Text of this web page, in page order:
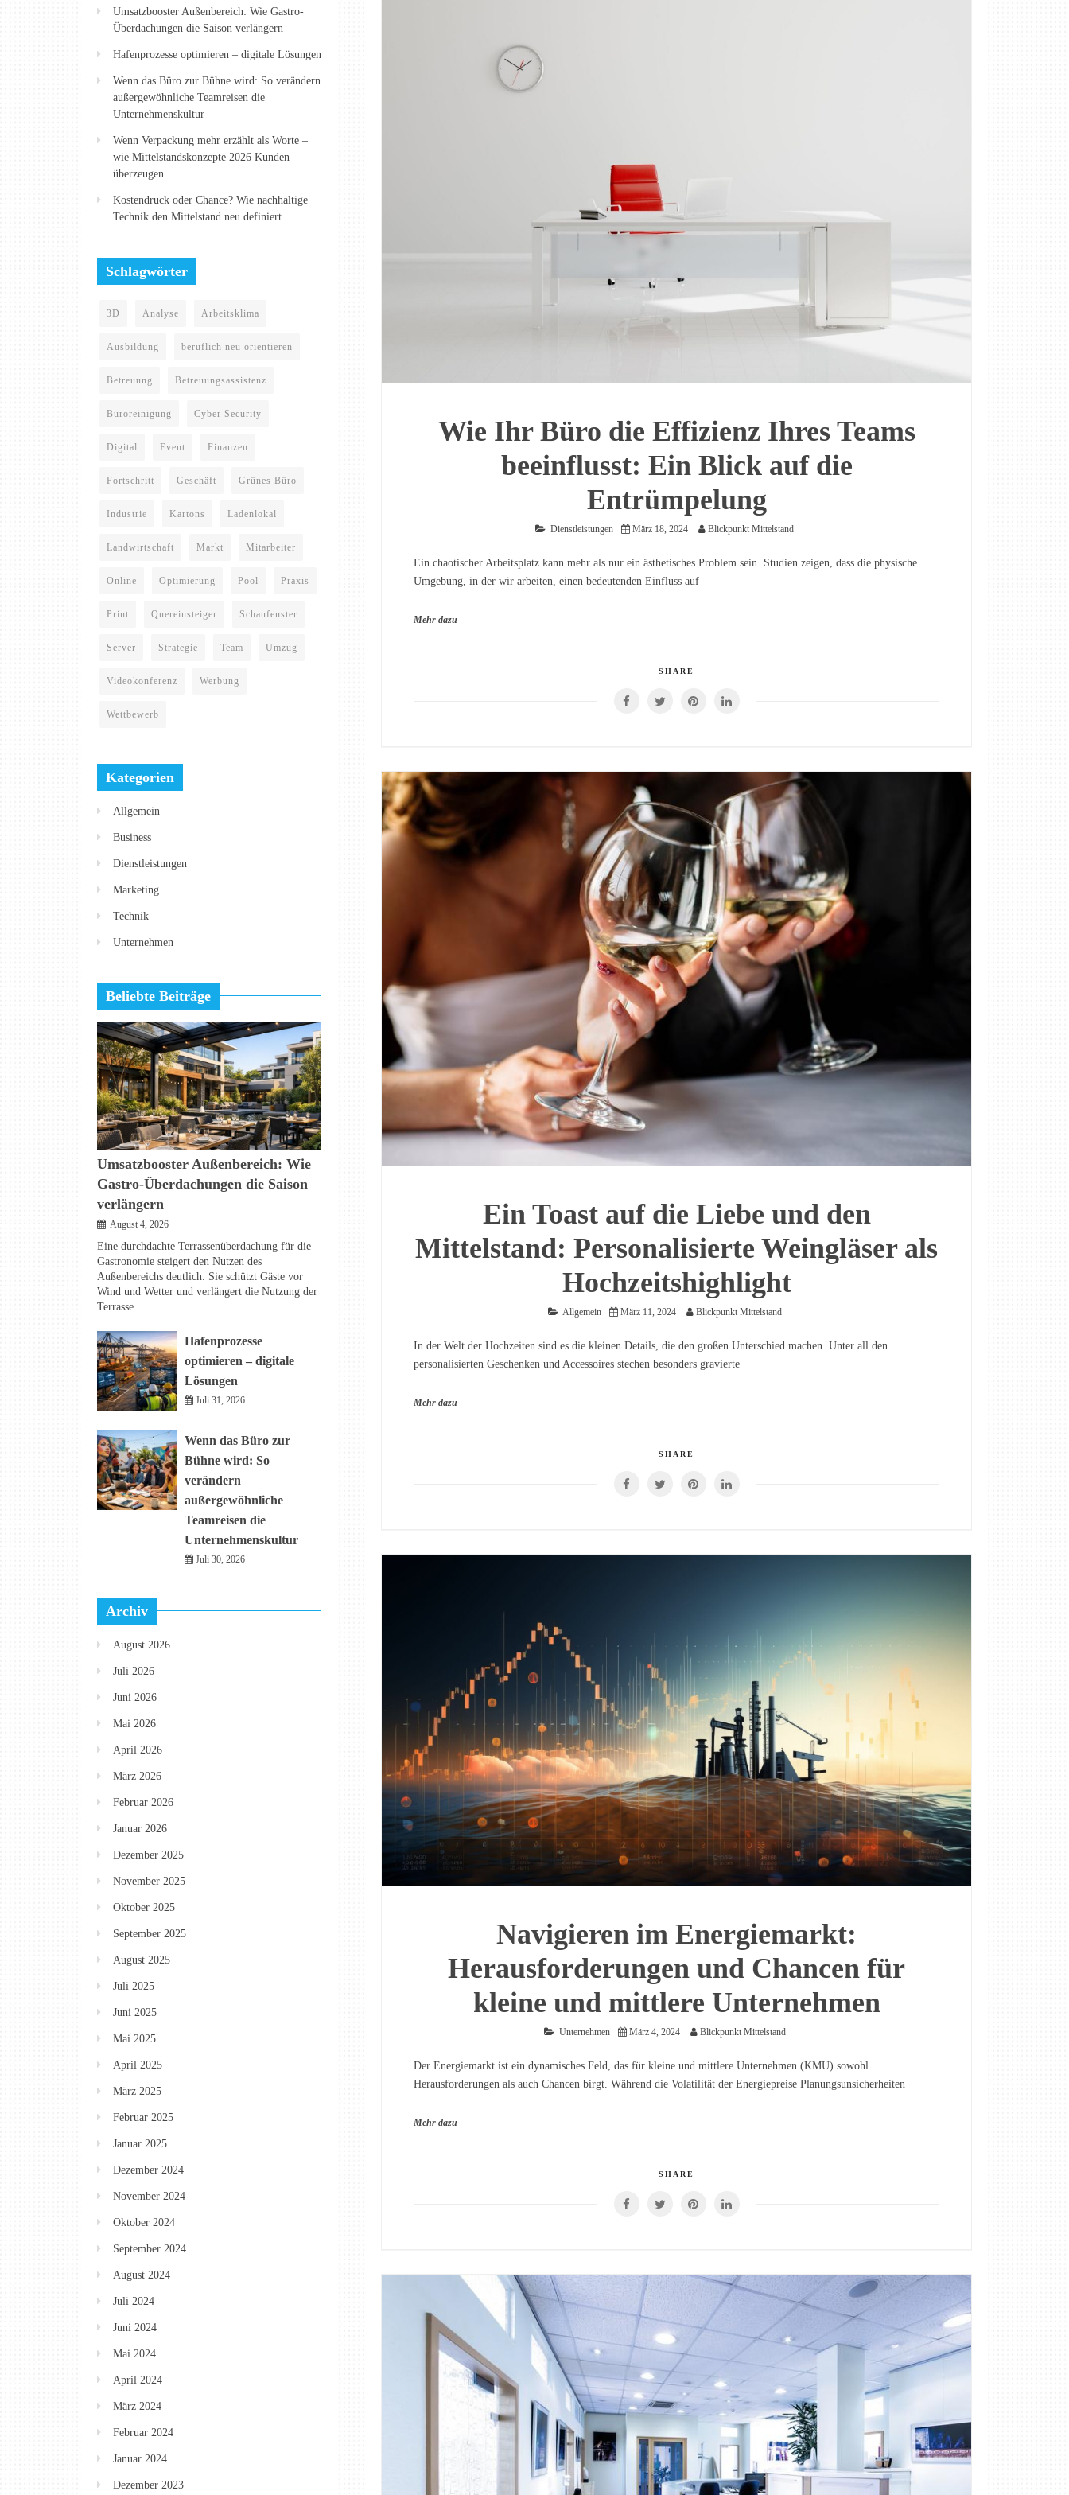
Wie Ihr Büro die Effizienz Ihres Teams
beeinflusst: Ein Blick auf die
Entrümpelung
Dienstleistungen März 18, 2024 Blickpunkt Mittelstand
Ein chaotischer Arbeitsplatz kann mehr als nur ein ästhetisches Problem sein. Studien zeigen, dass die physische
Umgebung, in der wir arbeiten, einen bedeutenden Einfluss auf
Mehr dazu
SHARE
Ein Toast auf die Liebe und den
Mittelstand: Personalisierte Weingläser als
Hochzeitshighlight
Allgemein März 11, 2024 Blickpunkt Mittelstand
In der Welt der Hochzeiten sind es die kleinen Details, die den großen Unterschied machen. Unter all den
personalisierten Geschenken und Accessoires stechen besonders gravierte
Mehr dazu
SHARE
Navigieren im Energiemarkt:
Herausforderungen und Chancen für
kleine und mittlere Unternehmen
Unternehmen März 4, 2024 Blickpunkt Mittelstand
Der Energiemarkt ist ein dynamisches Feld, das für kleine und mittlere Unternehmen (KMU) sowohl
Herausforderungen als auch Chancen birgt. Während die Volatilität der Energiepreise Planungsunsicherheiten
Mehr dazu
SHARE
Umsatzbooster Außenbereich: Wie Gastro-
Überdachungen die Saison verlängern
Hafenprozesse optimieren – digitale Lösungen
Wenn das Büro zur Bühne wird: So verändern
außergewöhnliche Teamreisen die
Unternehmenskultur
Wenn Verpackung mehr erzählt als Worte –
wie Mittelstandskonzepte 2026 Kunden
überzeugen
Kostendruck oder Chance? Wie nachhaltige
Technik den Mittelstand neu definiert
Schlagwörter
3D Analyse Arbeitsklima
Ausbildung beruflich neu orientieren
Betreuung Betreuungsassistenz
Büroreinigung Cyber Security
Digital Event Finanzen
Fortschritt Geschäft Grünes Büro
Industrie Kartons Ladenlokal
Landwirtschaft Markt Mitarbeiter
Online Optimierung Pool Praxis
Print Quereinsteiger Schaufenster
Server Strategie Team Umzug
Videokonferenz Werbung
Wettbewerb
Kategorien
Allgemein
Business
Dienstleistungen
Marketing
Technik
Unternehmen
Beliebte Beiträge
Umsatzbooster Außenbereich: Wie
Gastro-Überdachungen die Saison
verlängern
August 4, 2026
Eine durchdachte Terrassenüberdachung für die
Gastronomie steigert den Nutzen des
Außenbereichs deutlich. Sie schützt Gäste vor
Wind und Wetter und verlängert die Nutzung der
Terrasse
Hafenprozesse
optimieren – digitale
Lösungen
Juli 31, 2026
Wenn das Büro zur
Bühne wird: So
verändern
außergewöhnliche
Teamreisen die
Unternehmenskultur
Juli 30, 2026
Archiv
August 2026
Juli 2026
Juni 2026
Mai 2026
April 2026
März 2026
Februar 2026
Januar 2026
Dezember 2025
November 2025
Oktober 2025
September 2025
August 2025
Juli 2025
Juni 2025
Mai 2025
April 2025
März 2025
Februar 2025
Januar 2025
Dezember 2024
November 2024
Oktober 2024
September 2024
August 2024
Juli 2024
Juni 2024
Mai 2024
April 2024
März 2024
Februar 2024
Januar 2024
Dezember 2023